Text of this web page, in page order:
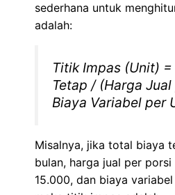
sederhana untuk
adalah:
Titik Impas (Unit) =
Tetap / (Harga
Biaya Variabel per
Misalnya, jika total biaya
bulan, harga jual per porsi
15.000, dan biaya